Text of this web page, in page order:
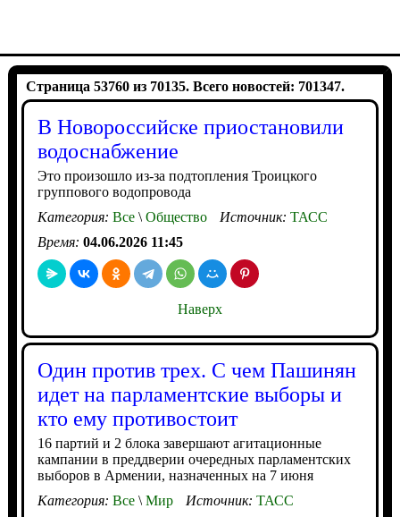
Страница 53760 из 70135. Всего новостей: 701347.
В Новороссийске приостановили
водоснабжение
Это произошло из-за подтопления Троицкого
группового водопровода
Категория: Все\Общество Источник: ТАСС
Время: 04.06.2026 11:45
Наверх
Один против трех. С чем Пашинян
идет на парламентские выборы и
кто ему противостоит
16 партий и 2 блока завершают агитационные
кампании в преддверии очередных парламентских
выборов в Армении, назначенных на 7 июня
Категория: Все\Мир Источник: ТАСС